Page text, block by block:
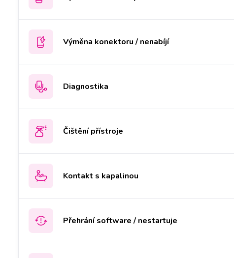
Výměna konektoru / nenabíjí
Diagnostika
Čištění přístroje
Kontakt s kapalinou
Přehrání software / nestartuje